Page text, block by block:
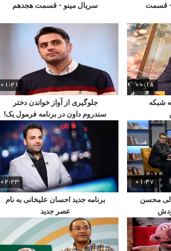
- قسمت
سریال مینو - قسمت هجدهم
00:18
شبکه
01:21
جلوگیری از آواز خواندن دختر
سندروم داون در برنامه فرمول یک!
01:47
محسن
02:23
برنامه جدید احسان علیخانی به نام
عصر جدید